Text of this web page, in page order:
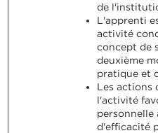
de
L'apprenti
activité
concept de
deuxième
pratique et
Les actions
l'activité
personnelle
d'efficacité